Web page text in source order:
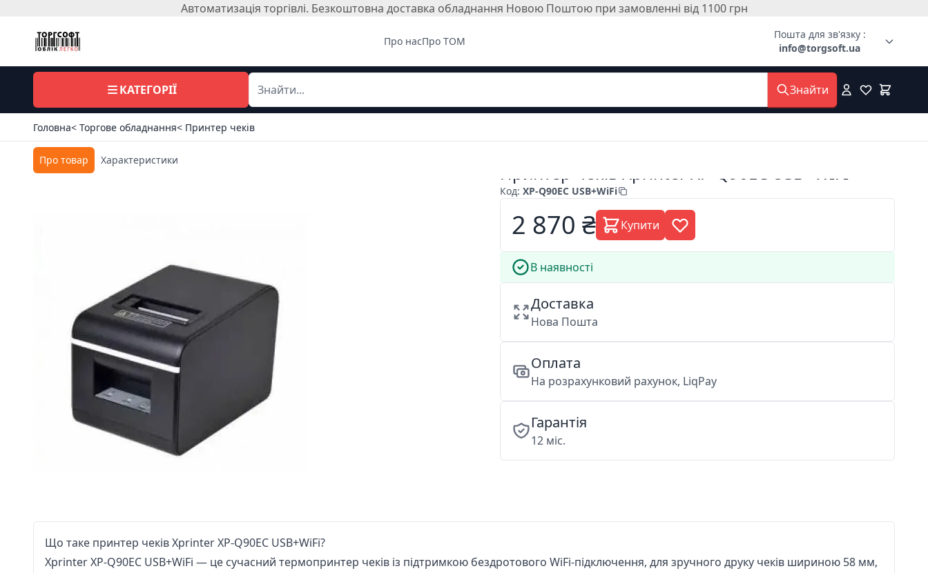
Автоматизація торгівлі. Безкоштовна доставка обладнання Новою Поштою при замовленні від 1100 грн
Про насПро ТОМ
Пошта для зв'язку :
info@torgsoft.ua
КАТЕГОРІЇ Знайти
Головна< Торгове обладнання< Принтер чеків
Про товар Характеристики
Принтер чеків Xprinter XP-Q90EC USB+WIFI
Код:XP-Q90EC USB+WiFi
2 870 ₴ Купити
В наявності
Доставка
Нова Пошта
Оплата
На розрахунковий рахунок, LiqPay
Гарантія
12 міс.
Що таке принтер чеків Xprinter XP-Q90EC USB+WiFi?
Xprinter XP-Q90EC USB+WiFi — це сучасний термопринтер чеків із підтримкою бездротового WiFi-підключення, для зручного друку чеків шириною 58 мм,